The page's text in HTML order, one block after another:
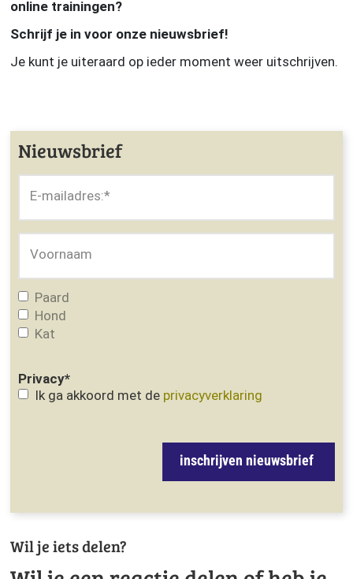
online trainingen?
Schrijf je in voor onze nieuwsbrief!
Je kunt je uiteraard op ieder moment weer uitschrijven.
Nieuwsbrief
E-mailadres:*
Voornaam
Paard
Hond
Kat
Privacy*
Ik ga akkoord met de privacyverklaring
inschrijven nieuwsbrief
Wil je iets delen?